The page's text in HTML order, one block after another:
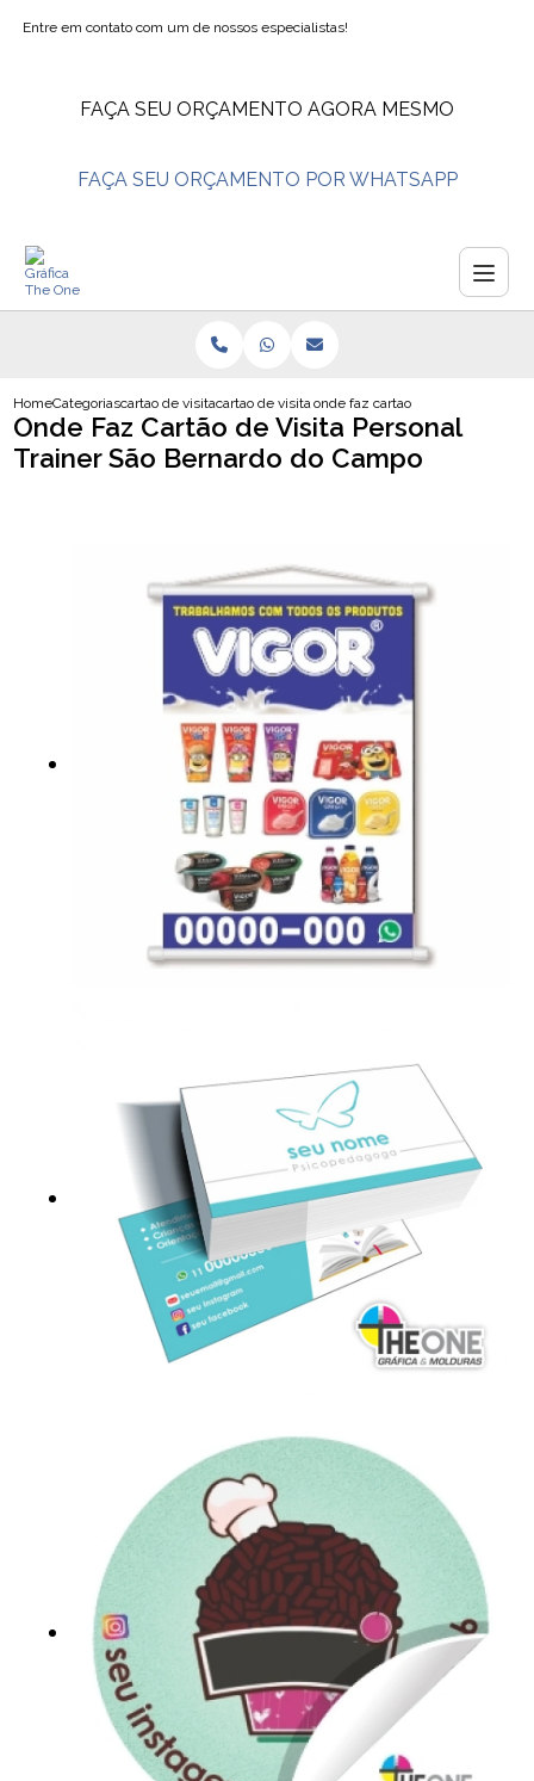
Entre em contato com um de nossos especialistas!
FAÇA SEU ORÇAMENTO AGORA MESMO
FAÇA SEU ORÇAMENTO POR WHATSAPP
HomeCategoriascartao de visitacartao de visita engenheiro civilonde faz cartao de visita personal
Onde Faz Cartão de Visita Personal
Trainer São Bernardo do Campo